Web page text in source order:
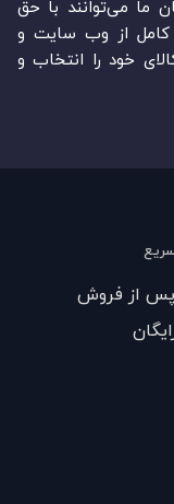
ما می‏‏‌توانند با حق
کامل از وب سایت و
خود را انتخاب و
از فروش